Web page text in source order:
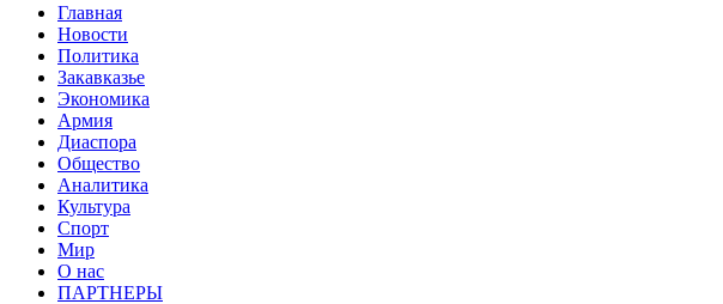
Главная
Новости
Политика
Закавказье
Экономика
Армия
Диаспора
Общество
Аналитика
Культура
Спорт
Мир
О нас
ПАРТНЕРЫ